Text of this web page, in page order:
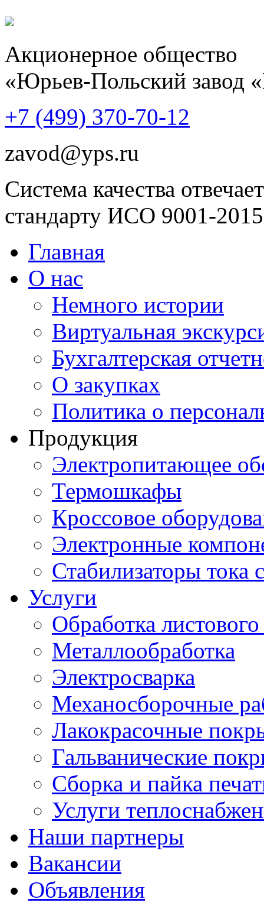
Акционерное общество
«Юрьев-Польский завод
+7 (499) 370-70-12
zavod@yps.ru
Система качества отвечает
стандарту ИСО 9001-2015
Главная
О нас
Немного истории
Виртуальная
Бухгалтерская
О закупках
Политика о
Продукция
Электропитающее
Термошкафы
Кроссовое
Электронные
Стабилизаторы тока
Услуги
Обработка
Металлообработка
Электросварка
Механосборочные
Лакокрасочные
Гальванические
Сборка и пайка
Услуги
Наши партнеры
Вакансии
Объявления